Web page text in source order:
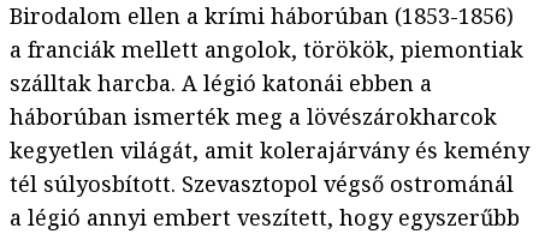
Birodalom ellen a krími háborúban (1853-1856)
a franciák mellett angolok, törökök, piemontiak
szálltak harcba. A légió katonái ebben a
háborúban ismerték meg a lövészárokharcok
kegyetlen világát, amit kolerajárvány és kemény
tél súlyosbított. Szevasztopol végső ostrománál
a légió annyi embert veszített, hogy egyszerűbb